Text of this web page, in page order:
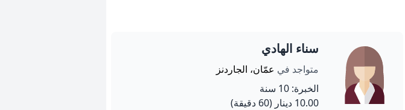
سناء الهادي
متواجد في عمّان، الجاردنز
الخبرة: 10 سنة
10.00 دينار
(60 دقيقة)